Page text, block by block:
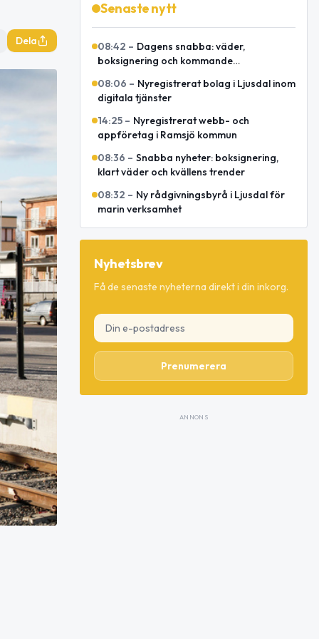
Dela
Senaste nytt
08:42 – Dagens snabba: väder,
boksignering och kommande
08:06 – Nyregistrerat bolag i Ljusdal inom
digitala tjänster
14:25 – Nyregistrerat webb- och
appföretag i Ramsjö kommun
08:36 – Snabba nyheter: boksignering,
klart väder och kvällens trender
08:32 – Ny rådgivningsbyrå i Ljusdal för
marin verksamhet
Nyhetsbrev
Få de senaste nyheterna direkt i din inkorg.
Prenumerera
ANNONS